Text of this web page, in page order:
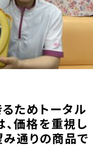
ためトータル
価格を重視し
通りの商品で